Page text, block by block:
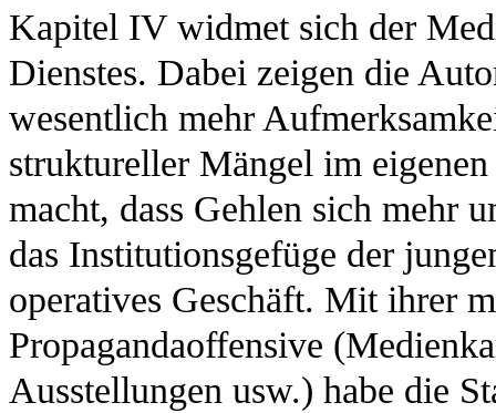
Kapitel IV widmet sich der
Dienstes. Dabei zeigen die
wesentlich mehr
struktureller Mängel im
macht, dass Gehlen sich mehr
das Institutionsgefüge der
operatives Geschäft. Mit ihrer
Propagandaoffensive
Ausstellungen usw.) habe die